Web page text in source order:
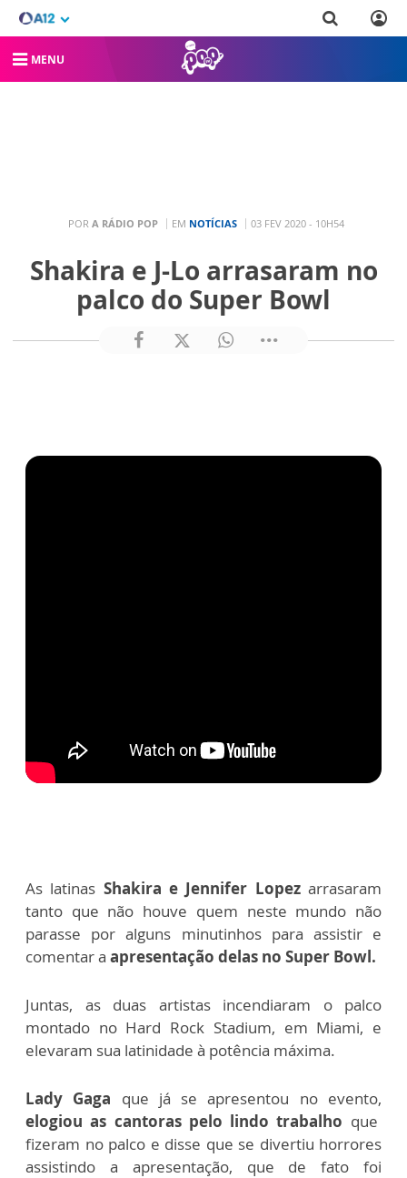
MENU
POR A RÁDIO POP EM NOTÍCIAS 03 FEV 2020 - 10H54
Shakira e J-Lo arrasaram no
palco do Super Bowl
As latinas Shakira e Jennifer Lopezarrasaram
tanto que não houve quem neste mundo não
parasse por alguns minutinhos para assistir e
comentar a apresentação delas no Super Bowl.
Juntas, as duas artistas incendiaram o palco
montado no Hard Rock Stadium, em Miami, e
elevaram sua latinidade à potência máxima.
Lady Gaga que já se apresentou no evento,
elogiou as cantoras pelo lindo trabalho que
fizeram no palco e disse que se divertiu horrores
assistindo a apresentação, que de fato foi